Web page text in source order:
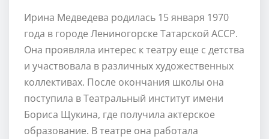
Ирина Медведева родилась 15 января 1970
года в городе Лениногорске Татарской АССР.
Она проявляла интерес к театру еще с детства
и участвовала в различных художественных
коллективах. После окончания школы она
поступила в Театральный институт имени
Бориса Щукина, где получила актерское
образование. В театре она работала